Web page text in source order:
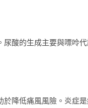
酸的生成主要與嘌呤
降低痛風風險。炎症